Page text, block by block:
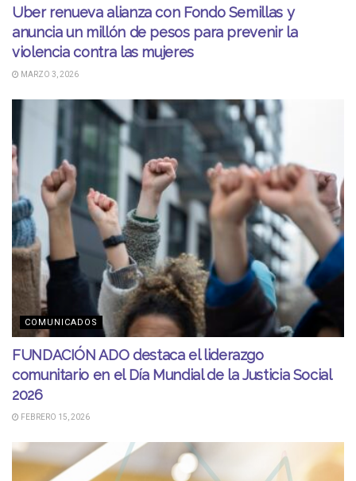
Uber renueva alianza con Fondo Semillas y
anuncia un millón de pesos para prevenir la
violencia contra las mujeres
MARZO 3, 2026
COMUNICADOS
FUNDACIÓN ADO destaca el liderazgo
comunitario en el Día Mundial de la Justicia Social
2026
FEBRERO 15, 2026